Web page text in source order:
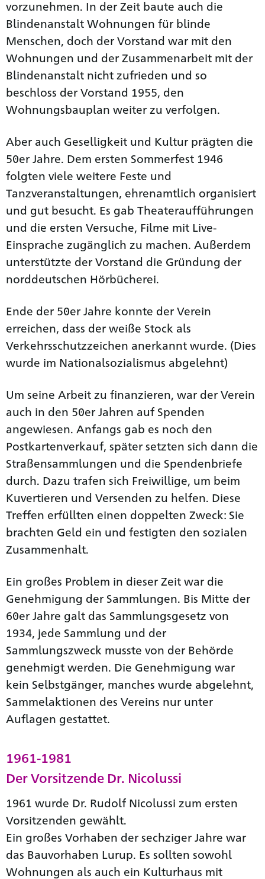
vorzunehmen. In der Zeit baute auch die
Blindenanstalt Wohnungen für blinde
Menschen, doch der Vorstand war mit den
Wohnungen und der Zusammenarbeit mit der
Blindenanstalt nicht zufrieden und so
beschloss der Vorstand 1955, den
Wohnungsbauplan weiter zu verfolgen.
Aber auch Geselligkeit und Kultur prägten die
50er Jahre. Dem ersten Sommerfest 1946
folgten viele weitere Feste und
Tanzveranstaltungen, ehrenamtlich organisiert
und gut besucht. Es gab Theateraufführungen
und die ersten Versuche, Filme mit Live-
Einsprache zugänglich zu machen. Außerdem
unterstützte der Vorstand die Gründung der
norddeutschen Hörbücherei.
Ende der 50er Jahre konnte der Verein
erreichen, dass der weiße Stock als
Verkehrsschutzzeichen anerkannt wurde. (Dies
wurde im Nationalsozialismus abgelehnt)
Um seine Arbeit zu finanzieren, war der Verein
auch in den 50er Jahren auf Spenden
angewiesen. Anfangs gab es noch den
Postkartenverkauf, später setzten sich dann die
Straßensammlungen und die Spendenbriefe
durch. Dazu trafen sich Freiwillige, um beim
Kuvertieren und Versenden zu helfen. Diese
Treffen erfüllten einen doppelten Zweck: Sie
brachten Geld ein und festigten den sozialen
Zusammenhalt.
Ein großes Problem in dieser Zeit war die
Genehmigung der Sammlungen. Bis Mitte der
60er Jahre galt das Sammlungsgesetz von
1934, jede Sammlung und der
Sammlungszweck musste von der Behörde
genehmigt werden. Die Genehmigung war
kein Selbstgänger, manches wurde abgelehnt,
Sammelaktionen des Vereins nur unter
Auflagen gestattet.
1961-1981
Der Vorsitzende Dr. Nicolussi
1961 wurde Dr. Rudolf Nicolussi zum ersten
Vorsitzenden gewählt.
Ein großes Vorhaben der sechziger Jahre war
das Bauvorhaben Lurup. Es sollten sowohl
Wohnungen als auch ein Kulturhaus mit